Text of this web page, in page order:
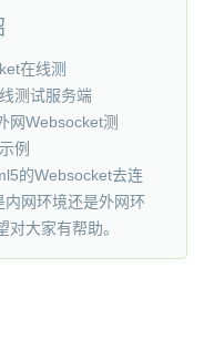
在线测
测试服务端
网Websocket测
例
的Websocket去连
网环境还是外网环
大家有帮助。